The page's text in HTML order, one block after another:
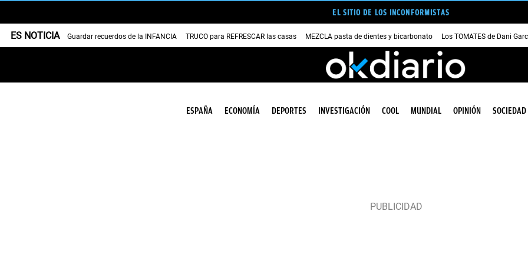
EL SITIO DE LOS INCONFORMISTAS
ES NOTICIA Guardar recuerdos de la INFANCIA TRUCO para REFRESCAR las casas MEZCLA pasta de dientes y bicarbonato Los TOMATES de Dani
ESPAÑA ECONOMÍA DEPORTES INVESTIGACIÓN COOL MUNDIAL OPINIÓN SOCIEDAD